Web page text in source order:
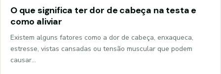
O que significa ter dor de cabeça na testa e
como aliviar
Existem alguns fatores como a dor de cabeça, enxaqueca,
estresse, vistas cansadas ou tensão muscular que podem
causar…